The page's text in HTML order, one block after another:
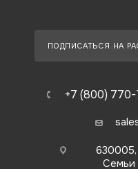
ПОДПИСАТЬСЯ НА
+7 (800)
630005,
Семьи